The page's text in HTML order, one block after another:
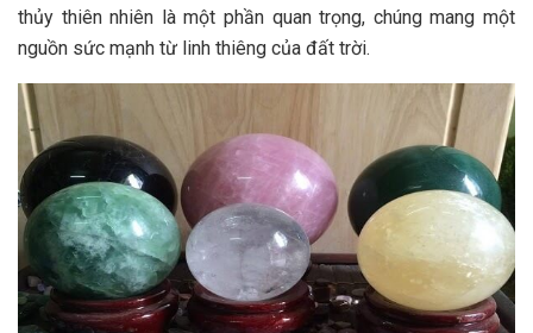
thủy thiên nhiên là một phần quan trọng, chúng mang một
nguồn sức mạnh từ linh thiêng của đất trời.